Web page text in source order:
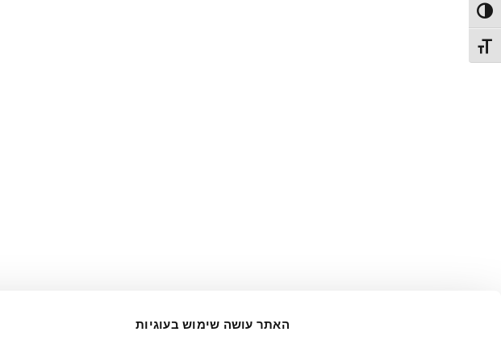
האתר עושה שימוש בעוגיות
Toggle High Contrast
Toggle Font size